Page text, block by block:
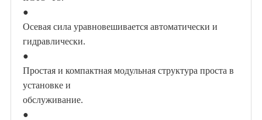
●
Осевая сила уравновешивается автоматически и
гидравлически.
●
Простая и компактная модульная структура проста в
установке и
обслуживание.
●